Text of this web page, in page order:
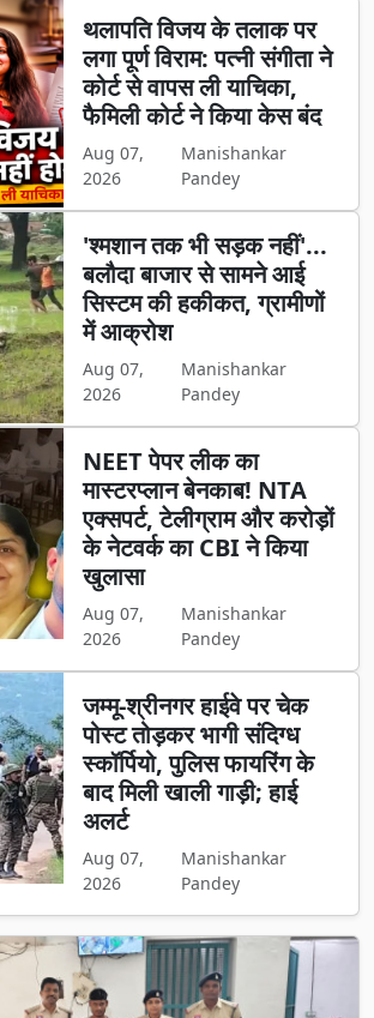
थलापति विजय के तलाक पर
लगा पूर्ण विराम: पत्नी संगीता ने
कोर्ट से वापस ली याचिका,
फैमिली कोर्ट ने किया केस बंद
Aug 07,
2026
Manishankar
Pandey
'श्मशान तक भी सड़क नहीं'...
बलौदा बाजार से सामने आई
सिस्टम की हकीकत, ग्रामीणों
में आक्रोश
Aug 07,
2026
Manishankar
Pandey
NEET पेपर लीक का
मास्टरप्लान बेनकाब! NTA
एक्सपर्ट, टेलीग्राम और करोड़ों
के नेटवर्क का CBI ने किया
खुलासा
Aug 07,
2026
Manishankar
Pandey
जम्मू-श्रीनगर हाईवे पर चेक
पोस्ट तोड़कर भागी संदिग्ध
स्कॉर्पियो, पुलिस फायरिंग के
बाद मिली खाली गाड़ी; हाई
अलर्ट
Aug 07,
2026
Manishankar
Pandey